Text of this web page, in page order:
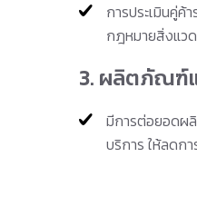
การประเมินคู่ค้
กฎหมายสิ่งแว
3. ผลิตภัณฑ์
มีการต่อยอดผ
บริการ ให้ลดก